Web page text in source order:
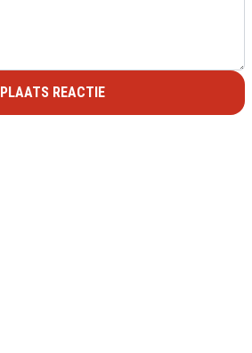
PLAATS REACTIE